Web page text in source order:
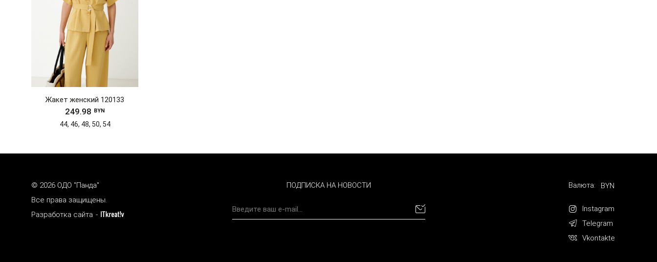
Жакет женский 120133
249.98 BYN
44, 46, 48, 50, 54
© 2026 ОДО "Панда"
Все права защищены.
Разработка сайта -
Валюта: BYN
Instagram
Telegram
Vkontakte
ПОДПИСКА НА НОВОСТИ